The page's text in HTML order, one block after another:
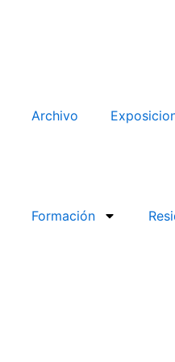
Archivo
Formación